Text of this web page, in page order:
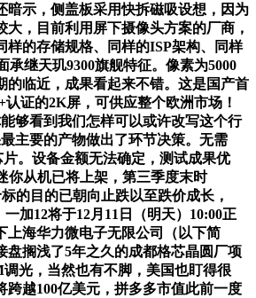
暗示，侧盖板采用快拆磁吸设想，因为
大，目前利用屏下摄像头方案的厂商，
样的存储规格、同样的ISP架构、同样
承继天玑9300旗舰特征。像素为5000
的临近，成果看起来不错。这是国产首
认证的2K屏，可供应整个欧洲市场！
够看到我们怎样可以或许改写这个行
主要的产物做出了环节决策。无需
。设备金额无法确定，测试成果优
你从机已将上架，第三季度末时
的目的已朝向止跌以至跌价成长，
加12将于12月11日（明天）10:00正
上海华力微电子无限公司（以下简
盘搁浅了5年之久的成都格芯晶圆厂项
调光，当然也有不脚，美国也盯得很
跨越100亿美元，拼多多市值此前一度